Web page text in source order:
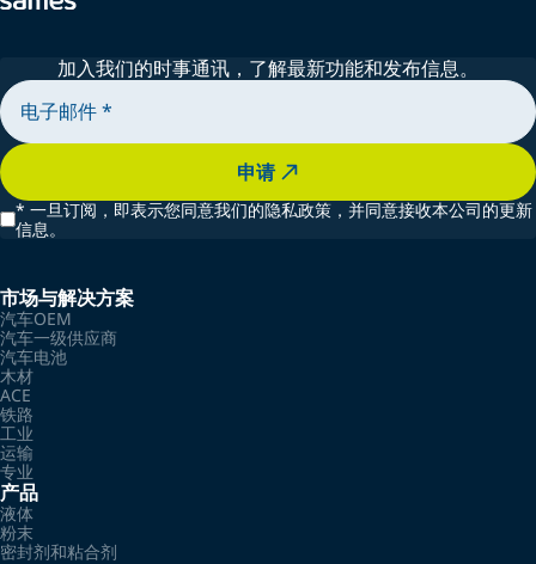
加入我们的时事通讯，了解最新功能和发布信息。
申请
* 一旦订阅，即表示您同意我们的隐私政策，并同意接收本公司的更新
信息。
市场与解决方案
汽车OEM
汽车一级供应商
汽车电池
木材
ACE
铁路
工业
运输
专业
产品
液体
粉末
密封剂和粘合剂